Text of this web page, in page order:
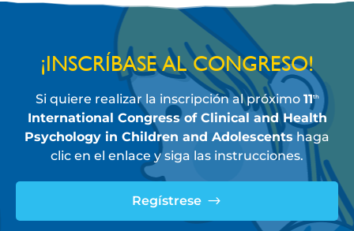
¡INSCRÍBASE AL CONGRESO!
Si quiere realizar la inscripción al próximo 11th
International Congress of Clinical and Health
Psychology in Children and Adolescents haga
clic en el enlace y siga las instrucciones.
Regístrese